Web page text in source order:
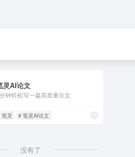
灵AI论文
钟轻松写一篇高质量论文
笔灵 # 笔灵AI论文
没有了